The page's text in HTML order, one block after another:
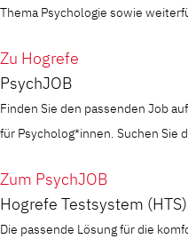
Thema Psychologie sowie
Zu Hogrefe
PsychJOB
Finden Sie den passenden Job
für Psycholog*innen. Suchen Sie
Zum PsychJOB
Hogrefe Testsystem (HTS)
Die passende Lösung für die